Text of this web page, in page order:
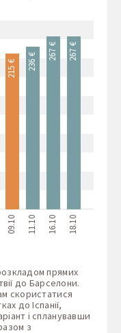
215 €
09.10
236 €
11.10
267 €
16.10
267 €
18.10
прямих
до Барселони.
скористатися
до Іспанії,
і спланувавши
з